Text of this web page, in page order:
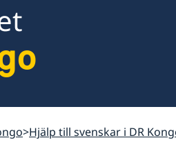
Hjälp till svenskar i DR